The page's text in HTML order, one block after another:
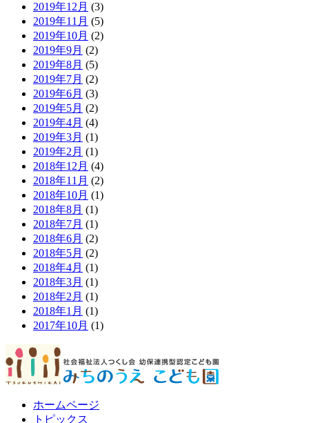
2019年12月 (3)
2019年11月 (5)
2019年10月 (2)
2019年9月 (2)
2019年8月 (5)
2019年7月 (2)
2019年6月 (3)
2019年5月 (2)
2019年4月 (4)
2019年3月 (1)
2019年2月 (1)
2018年12月 (4)
2018年11月 (2)
2018年10月 (1)
2018年8月 (1)
2018年7月 (1)
2018年6月 (2)
2018年5月 (2)
2018年4月 (1)
2018年3月 (1)
2018年2月 (1)
2018年1月 (1)
2017年10月 (1)
ホームページ
トピックス